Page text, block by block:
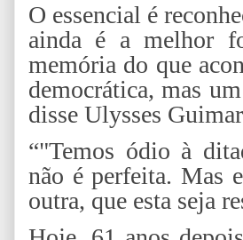
O essencial é
ainda é a melhor
memória do que
democrática, mas
disse Ulysses
“"Temos ódio à
não é perfeita. Mas
outra, que esta seja